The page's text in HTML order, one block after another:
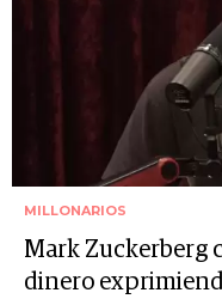
MILLONARIOS
Mark Zuckerberg
dinero